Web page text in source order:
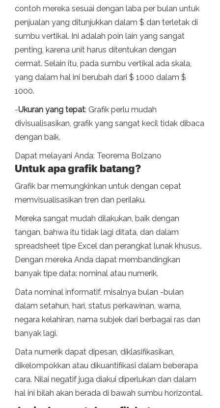
contoh mereka sesuai dengan laba per bulan untuk
penjualan yang ditunjukkan dalam $ dan terletak di
sumbu vertikal. Ini adalah poin lain yang sangat
penting, karena unit harus ditentukan dengan
cermat. Selain itu, pada sumbu vertikal ada skala,
yang dalam hal ini berubah dari $ 1000 dalam $
1000.
-Ukuran yang tepat: Grafik perlu mudah
divisualisasikan, grafik yang sangat kecil tidak dibaca
dengan baik.
Dapat melayani Anda: Teorema Bolzano
Untuk apa grafik batang?
Grafik bar memungkinkan untuk dengan cepat
memvisualisasikan tren dan perilaku.
Mereka sangat mudah dilakukan, baik dengan
tangan, bahwa itu tidak lagi ditata, dan dalam
spreadsheet tipe Excel dan perangkat lunak khusus.
Dengan mereka Anda dapat membandingkan
banyak tipe data: nominal atau numerik.
Data nominal informatif, misalnya bulan -bulan
dalam setahun, hari, status perkawinan, warna,
negara kelahiran, nama subjek dari berbagai ras dan
banyak lagi.
Data numerik dapat dipesan, diklasifikasikan,
dikelompokkan atau dikuantifikasi dalam beberapa
cara. Nilai negatif juga diakui diperlukan dan dalam
hal ini bilah akan berada di bawah sumbu horizontal.